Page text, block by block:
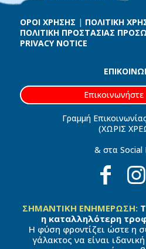
ΟΡΟΙ ΧΡΗΣΗΣ | ΠΟΛΙΤΙΚΗ
ΠΟΛΙΤΙΚΗ ΠΡΟΣΤΑΣΙΑΣ
PRIVACY NOTICE
Επικοινωνήστε
Γραμμή
(ΧΩΡΙΣ
& στα Social
ΣΗΜΑΝΤΙΚΗ ΕΝΗΜΕΡΩΣΗ:
η καταλληλότερη
Η φύση φροντίζει ώστε η
γάλακτος να είναι